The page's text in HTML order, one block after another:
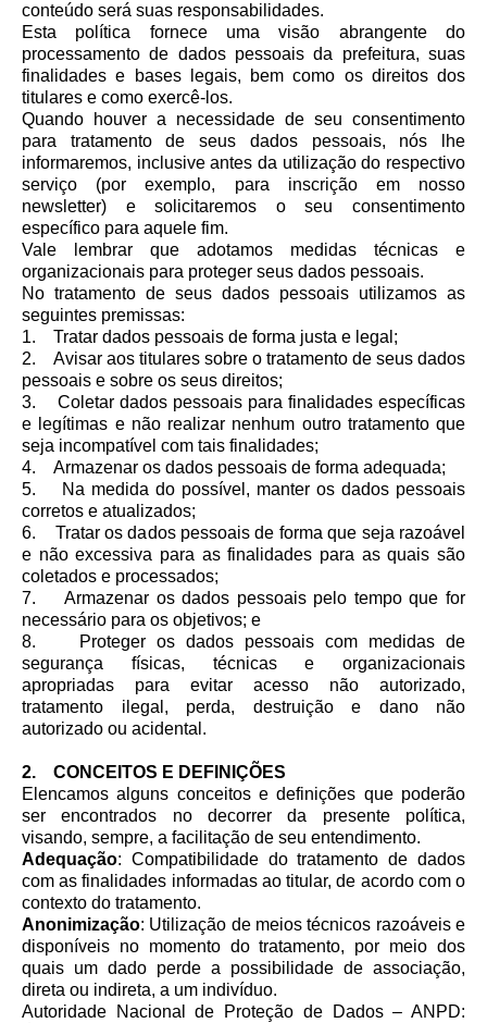
conteúdo será suas responsabilidades.
Esta política fornece uma visão abrangente do
processamento de dados pessoais da prefeitura, suas
finalidades e bases legais, bem como os direitos dos
titulares e como exercê-los.
Quando houver a necessidade de seu consentimento
para tratamento de seus dados pessoais, nós lhe
informaremos, inclusive antes da utilização do respectivo
serviço (por exemplo, para inscrição em nosso
newsletter) e solicitaremos o seu consentimento
específico para aquele fim.
Vale lembrar que adotamos medidas técnicas e
organizacionais para proteger seus dados pessoais.
No tratamento de seus dados pessoais utilizamos as
seguintes premissas:
1. Tratar dados pessoais de forma justa e legal;
2. Avisar aos titulares sobre o tratamento de seus dados
pessoais e sobre os seus direitos;
3. Coletar dados pessoais para finalidades específicas
e legítimas e não realizar nenhum outro tratamento que
seja incompatível com tais finalidades;
4. Armazenar os dados pessoais de forma adequada;
5. Na medida do possível, manter os dados pessoais
corretos e atualizados;
6. Tratar os dados pessoais de forma que seja razoável
e não excessiva para as finalidades para as quais são
coletados e processados;
7. Armazenar os dados pessoais pelo tempo que for
necessário para os objetivos; e
8. Proteger os dados pessoais com medidas de
segurança físicas, técnicas e organizacionais
apropriadas para evitar acesso não autorizado,
tratamento ilegal, perda, destruição e dano não
autorizado ou acidental.
2. CONCEITOS E DEFINIÇÕES
Elencamos alguns conceitos e definições que poderão
ser encontrados no decorrer da presente política,
visando, sempre, a facilitação de seu entendimento.
Adequação: Compatibilidade do tratamento de dados
com as finalidades informadas ao titular, de acordo com o
contexto do tratamento.
Anonimização: Utilização de meios técnicos razoáveis e
disponíveis no momento do tratamento, por meio dos
quais um dado perde a possibilidade de associação,
direta ou indireta, a um indivíduo.
Autoridade Nacional de Proteção de Dados – ANPD: